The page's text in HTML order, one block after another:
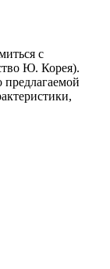
с
Ю. Корея).